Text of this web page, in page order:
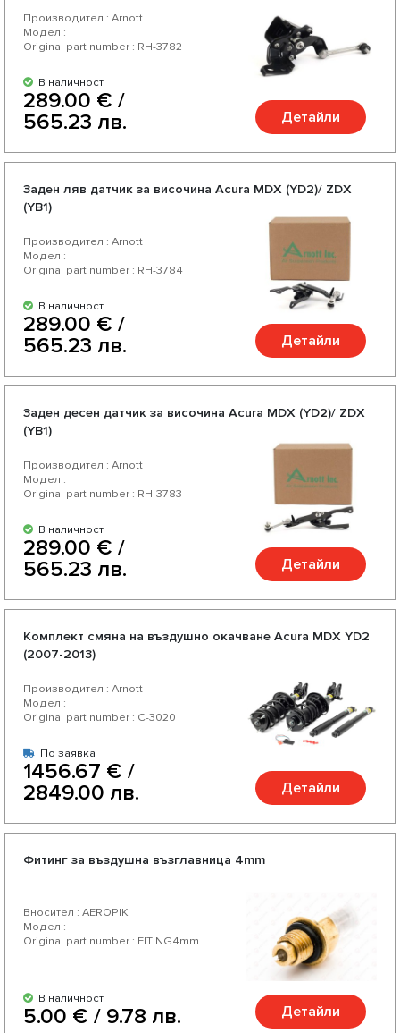
Производител : Arnott
Модел :
Original part number : RH-3782
В наличност
289.00 € /
565.23 лв.
Детайли
Заден ляв датчик за височина Acura MDX (YD2)/ ZDX
(YB1)
Производител : Arnott
Модел :
Original part number : RH-3784
В наличност
289.00 € /
565.23 лв.
Детайли
Заден десен датчик за височина Acura MDX (YD2)/ ZDX
(YB1)
Производител : Arnott
Модел :
Original part number : RH-3783
В наличност
289.00 € /
565.23 лв.
Детайли
Комплект смяна на въздушно окачване Acura MDX YD2
(2007-2013)
Производител : Arnott
Модел :
Original part number : C-3020
По заявка
1456.67 € /
2849.00 лв.
Детайли
Фитинг за въздушна възглавница 4mm
Вносител : AEROPIK
Модел :
Original part number : FITING4mm
В наличност
5.00 € / 9.78 лв. Детайли